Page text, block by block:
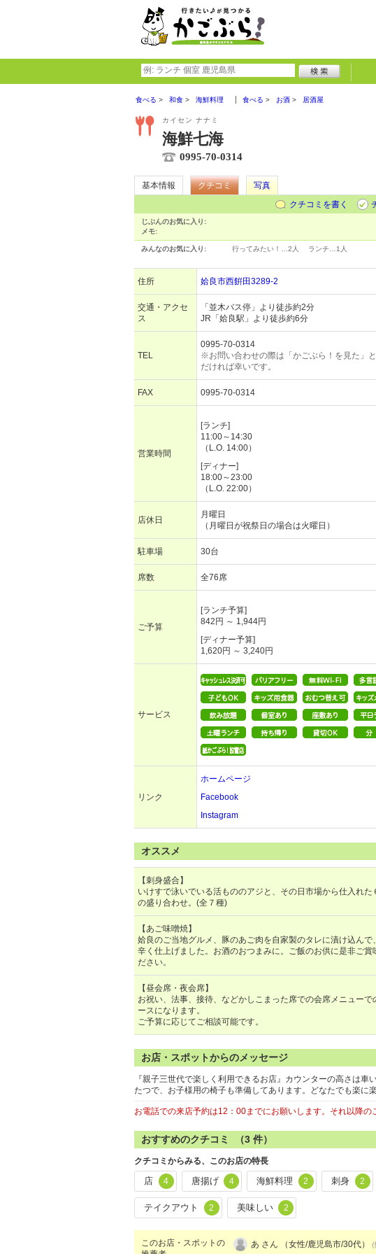
食べる 和食 海鮮料理 食べる お酒 居酒屋
カイセン ナナミ
海鮮七海
0995-70-0314
基本情報 クチコミ
写真
クチコミを書く
じぶんのお気に入り:
メモ:
みんなのお気に入り: 行ってみたい！… 2人 ランチ… 1人
住所 姶良市西餠田3289-2
交通・アクセ
ス
「並木バス停」より徒歩約2分
JR「姶良駅」より徒歩約6分
TEL
0995-70-0314
※お問い合わせの際は「かごぶら！を見た」
だければ幸いです。
FAX 0995-70-0314
営業時間
[ランチ]
11:00～14:30
（L.O. 14:00）
[ディナー]
18:00～23:00
（L.O. 22:00）
店休日
月曜日
（月曜日が祝祭日の場合は火曜日）
駐車場 30台
席数 全76席
ご予算
[ランチ予算]
842円 ～ 1,944円
[ディナー予算]
1,620円 ～ 3,240円
サービス
リンク
ホームページ
Facebook
Instagram
オススメ
【刺身盛合】
いけすで泳いでいる活もののアジと、その日市場から仕入れた
の盛り合わせ。(全７種)
【あご味噌焼】
姶良のご当地グルメ、豚のあご肉を自家製のタレに漬け込んで
辛く仕上げました。お酒のおつまみに。ご飯のお供に是非ご賞
ださい。
【昼会席・夜会席】
お祝い、法事、接待、などかしこまった席での会席メニューで
ースになります。
ご予算に応じてご相談可能です。
お店・スポットからのメッセージ
『親子三世代で楽しく利用できるお店』カウンターの高さは
たつで、お子様用の椅子も準備してあります。どなたでも楽に
お電話での来店予約は12：00までにお願いします。それ以降
おすすめのクチコミ （3 件）
クチコミからみる、このお店の特長
店 4 唐揚げ 4 海鮮料理 2 刺身 2
テイクアウト 2 美味しい 2
このお店・スポットの
あ さん （女性/鹿児島市/30代） (